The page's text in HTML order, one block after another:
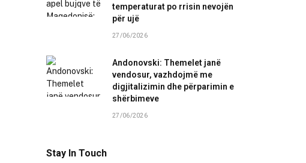
temperaturat po rrisin nevojën
për ujë
27/06/2026
Andonovski: Themelet janë
vendosur, vazhdojmë me
digjitalizimin dhe përparimin e
shërbimeve
27/06/2026
Stay In Touch